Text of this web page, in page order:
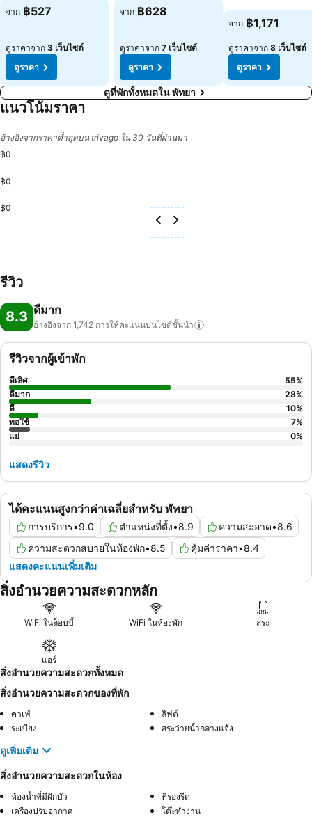
ดูราคา
จาก ฿527
ดูราคาจาก 3 เว็บไซต์
ดูราคา
ดูราคา
จาก ฿628
ดูราคาจาก 7 เว็บไซต์
ดูราคา
ดูราคา
จาก ฿1,171
ดูราคาจาก 8 เว็บไซต์
ดูราคา
ดูที่พักทั้งหมดใน พัทยา
แนวโน้มราคา
อ้างอิงจากราคาต่ำสุดบน trivago ใน 30 วันที่ผ่านมา
฿0
฿0
฿0
รีวิว
8.3 ดีมาก
อ้างอิงจาก 1,742 การให้คะแนนบนไซต์ชั้นนำ
ได้คะแนนสูงกว่าค่าเฉลี่ยสำหรับ พัทยา
การบริการ•9.0 ตำแหน่งที่ตั้ง•8.9 ความสะอาด•8.6
ความสะดวกสบายในห้องพัก•8.5 คุ้มค่าราคา•8.4
แสดงคะแนนเพิ่มเติม
รีวิวจากผู้เข้าพัก
ดีเลิศ 55%
ดีมาก
28%
ดี
10%
พอใช้
7%
แย่
0%
แสดงรีวิว
สิ่งอำนวยความสะดวกหลัก
WiFi ในล็อบบี้ WiFi ในห้องพัก สระ
แอร์
สิ่งอำนวยความสะดวกทั้งหมด
สิ่งอำนวยความสะดวกของที่พัก
คาเฟ่
ลิฟต์
ระเบียง
สระว่ายน้ำกลางแจ้ง
ดูเพิ่มเติม
สิ่งอำนวยความสะดวกในห้อง
ห้องน้ำที่มีฝักบัว
ที่รองรีด
เครื่องปรับอากาศ
โต๊ะทำงาน